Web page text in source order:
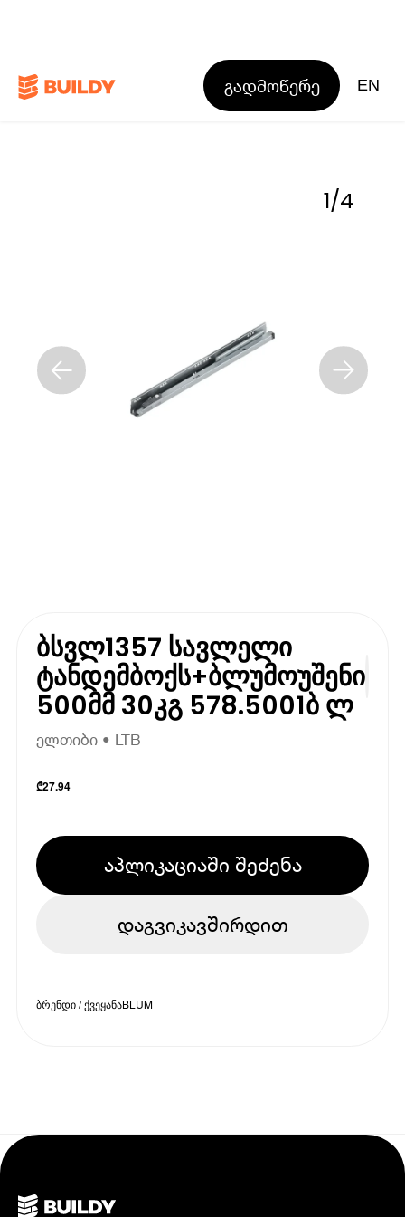
გადმოწერე EN
1/4
ბსვლ1357 სავლელი
ტანდემბოქს+ბლუმოუშენი
500მმ 30კგ 578.5001ბ ლ
ელთიბი • LTB
₾27.94
აპლიკაციაში შეძენა
დაგვიკავშირდით
ბრენდი / ქვეყანაBLUM